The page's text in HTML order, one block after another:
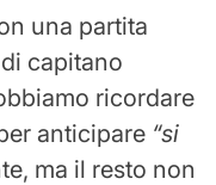
una partita
capitano
ricordare
anticipare “si
ma il resto non